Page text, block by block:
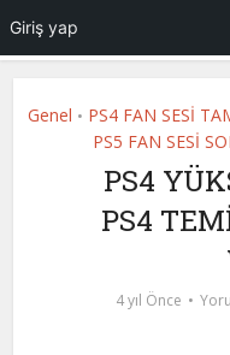
Genel • PS4 FAN SESİ
PS5 FAN SESİ
PS4
PS4
4 yıl Önce
Giriş yap